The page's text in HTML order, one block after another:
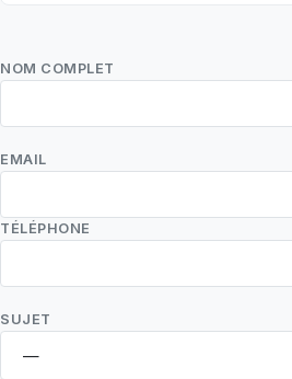
NOM COMPLET
EMAIL
TÉLÉPHONE
SUJET